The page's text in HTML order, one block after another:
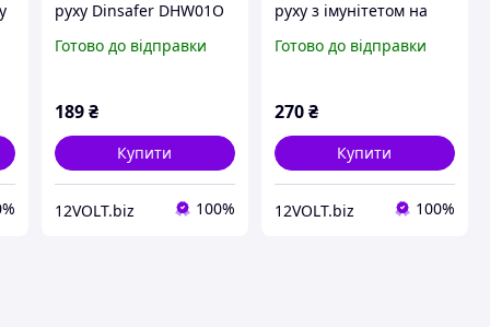
руху Dinsafer DHW01O
Готово до відправки
189 ₴
Купити
12VOLT.biz 100%
руху з імунітетом на
DHW02O
Готово до відправки
270₴
Купити
12VOLT.biz 100%